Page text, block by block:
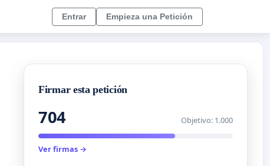
Entrar Empieza una Petición
Firmar esta petición
704 Objetivo: 1.000
Ver firmas →